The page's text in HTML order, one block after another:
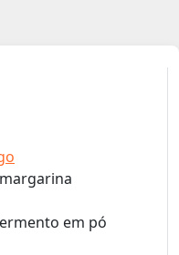
em pó